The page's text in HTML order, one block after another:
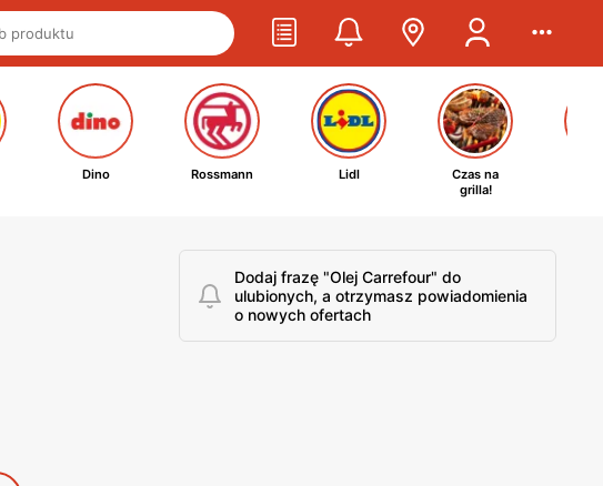
Dino Rossmann Lidl
Czas na
grilla!
Dodaj frazę "Olej Carrefour" do
ulubionych, a otrzymasz powiadomienia
o nowych ofertach